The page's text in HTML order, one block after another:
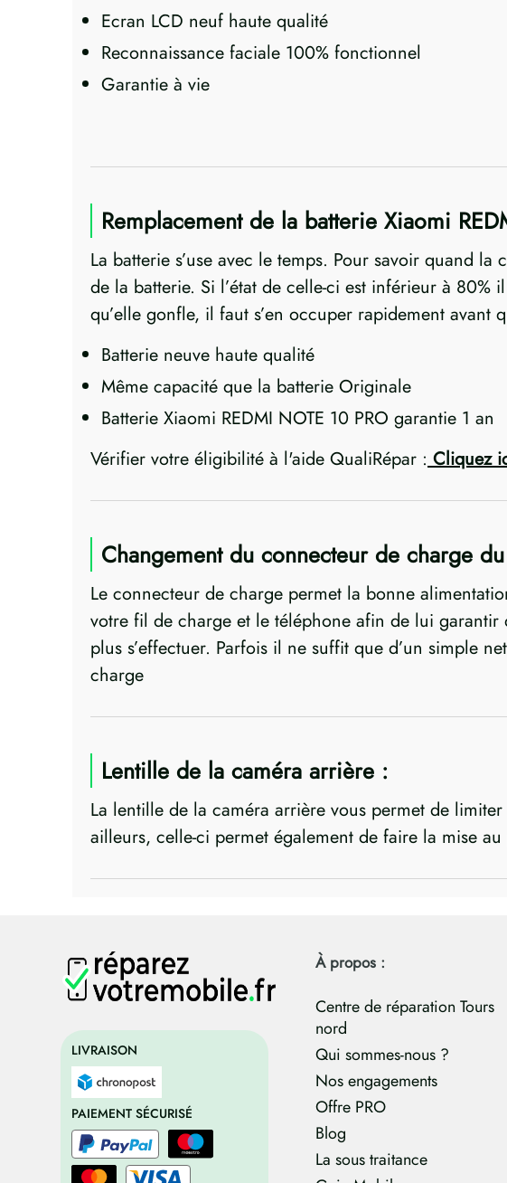
Ecran LCD neuf haute qualité
Reconnaissance faciale 100% fonctionnel
Garantie à vie
Remplacement de la batterie Xiaomi
La batterie s’use avec le temps. Pour savoir quand
de la batterie. Si l’état de celle-ci est inférieur à
qu’elle gonfle, il faut s’en occuper rapidement avant
Batterie neuve haute qualité
Même capacité que la batterie Originale
Batterie Xiaomi REDMI NOTE 10 PRO garantie 1 an
Vérifier votre éligibilité à l'aide QualiRépar :Cliquez
Changement du connecteur de charge
Le connecteur de charge permet la bonne
votre fil de charge et le téléphone afin de lui
plus s’effectuer. Parfois il ne suffit que d’un simple
charge
Lentille de la caméra arrière :
La lentille de la caméra arrière vous permet de
ailleurs, celle-ci permet également de faire la mise
LIVRAISON
PAIEMENT SÉCURISÉ
À propos :
Centre de réparation Tours
nord
Qui sommes-nous ?
Nos engagements
Offre PRO
Blog
La sous traitance